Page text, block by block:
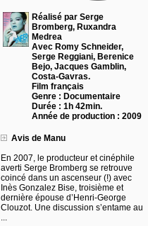
Réalisé par Serge
Bromberg, Ruxandra
Medrea
Avec Romy Schneider,
Serge Reggiani, Berenice
Bejo, Jacques Gamblin,
Costa-Gavras.
Film français
Genre : Documentaire
Durée : 1h 42min.
Année de production : 2009
Avis de Manu
En 2007, le producteur et cinéphile
averti Serge Bromberg se retrouve
coincé dans un ascenseur (!) avec
Inès Gonzalez Bise, troisième et
dernière épouse d’Henri-George
Clouzot. Une discussion s’entame au
...